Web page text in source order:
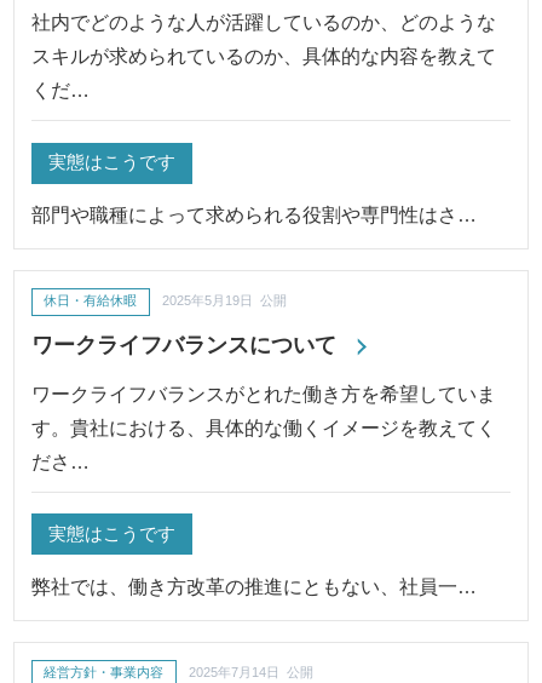
社内でどのような人が活躍しているのか、どのような
スキルが求められているのか、具体的な内容を教えて
くだ…
実態はこうです
部門や職種によって求められる役割や専門性はさ…
ワークライフバランスについて
休日・有給休暇 2025年5月19日 公開
ワークライフバランスがとれた働き方を希望していま
す。貴社における、具体的な働くイメージを教えてく
ださ…
実態はこうです
弊社では、働き方改革の推進にともない、社員一…
経営方針・事業内容 2025年7月14日 公開